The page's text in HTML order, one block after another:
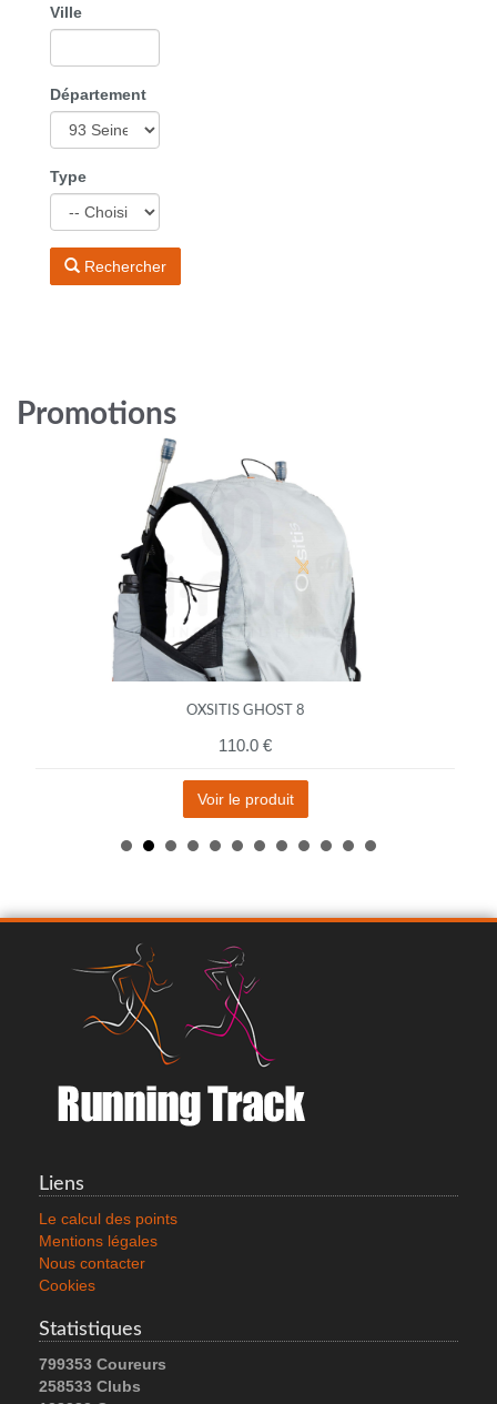
Ville
Département
Type
Rechercher
Promotions
OXSITIS GHOST 8
110.0 €
Voir le produit
NIKE TRAIL REPEL W
Liens
Le calcul des points
Mentions légales
Nous contacter
Cookies
Statistiques
799353 Coureurs
258533 Clubs